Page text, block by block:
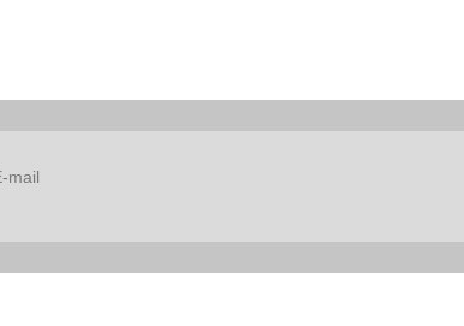
mail